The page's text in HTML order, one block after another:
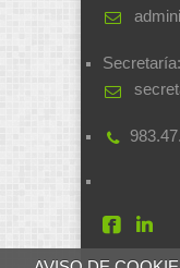
Secretaría: